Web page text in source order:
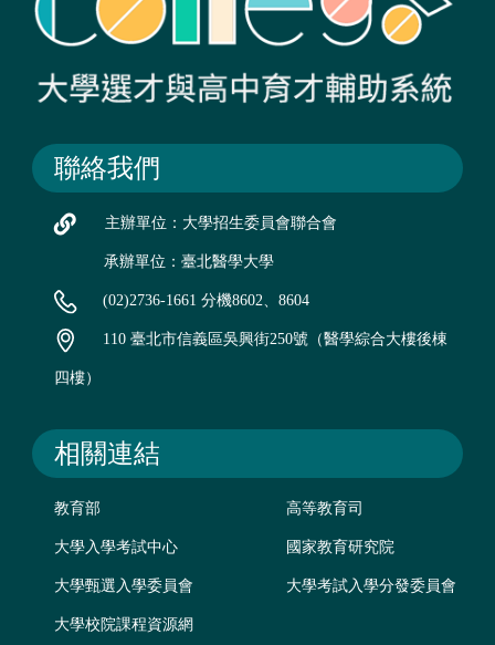
聯絡我們
主辦單位：大學招生委員會聯合會
承辦單位：臺北醫學大學
(02)2736-1661 分機8602、8604
110 臺北市信義區吳興街250號（醫學綜合大樓後棟
四樓）
相關連結
教育部 高等教育司
大學入學考試中心 國家教育研究院
大學甄選入學委員會 大學考試入學分發委員會
大學校院課程資源網